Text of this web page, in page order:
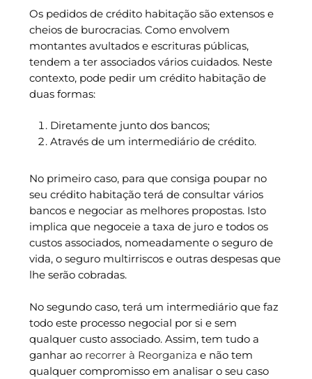
Os pedidos de crédito habitação são extensos e
cheios de burocracias. Como envolvem
montantes avultados e escrituras públicas,
tendem a ter associados vários cuidados. Neste
contexto, pode pedir um crédito habitação de
duas formas:
Diretamente junto dos bancos;
Através de um intermediário de crédito.
No primeiro caso, para que consiga poupar no
seu crédito habitação terá de consultar vários
bancos e negociar as melhores propostas. Isto
implica que negoceie a taxa de juro e todos os
custos associados, nomeadamente o seguro de
vida, o seguro multirriscos e outras despesas que
lhe serão cobradas.
No segundo caso, terá um intermediário que faz
todo este processo negocial por si e sem
qualquer custo associado. Assim, tem tudo a
ganhar ao recorrer à Reorganiza e não tem
qualquer compromisso em analisar o seu caso